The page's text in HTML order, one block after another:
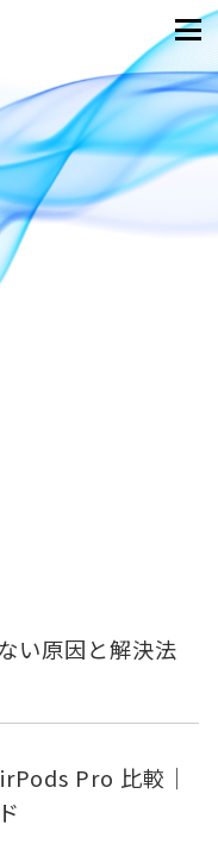
い原因と解決法
Pro 比較｜